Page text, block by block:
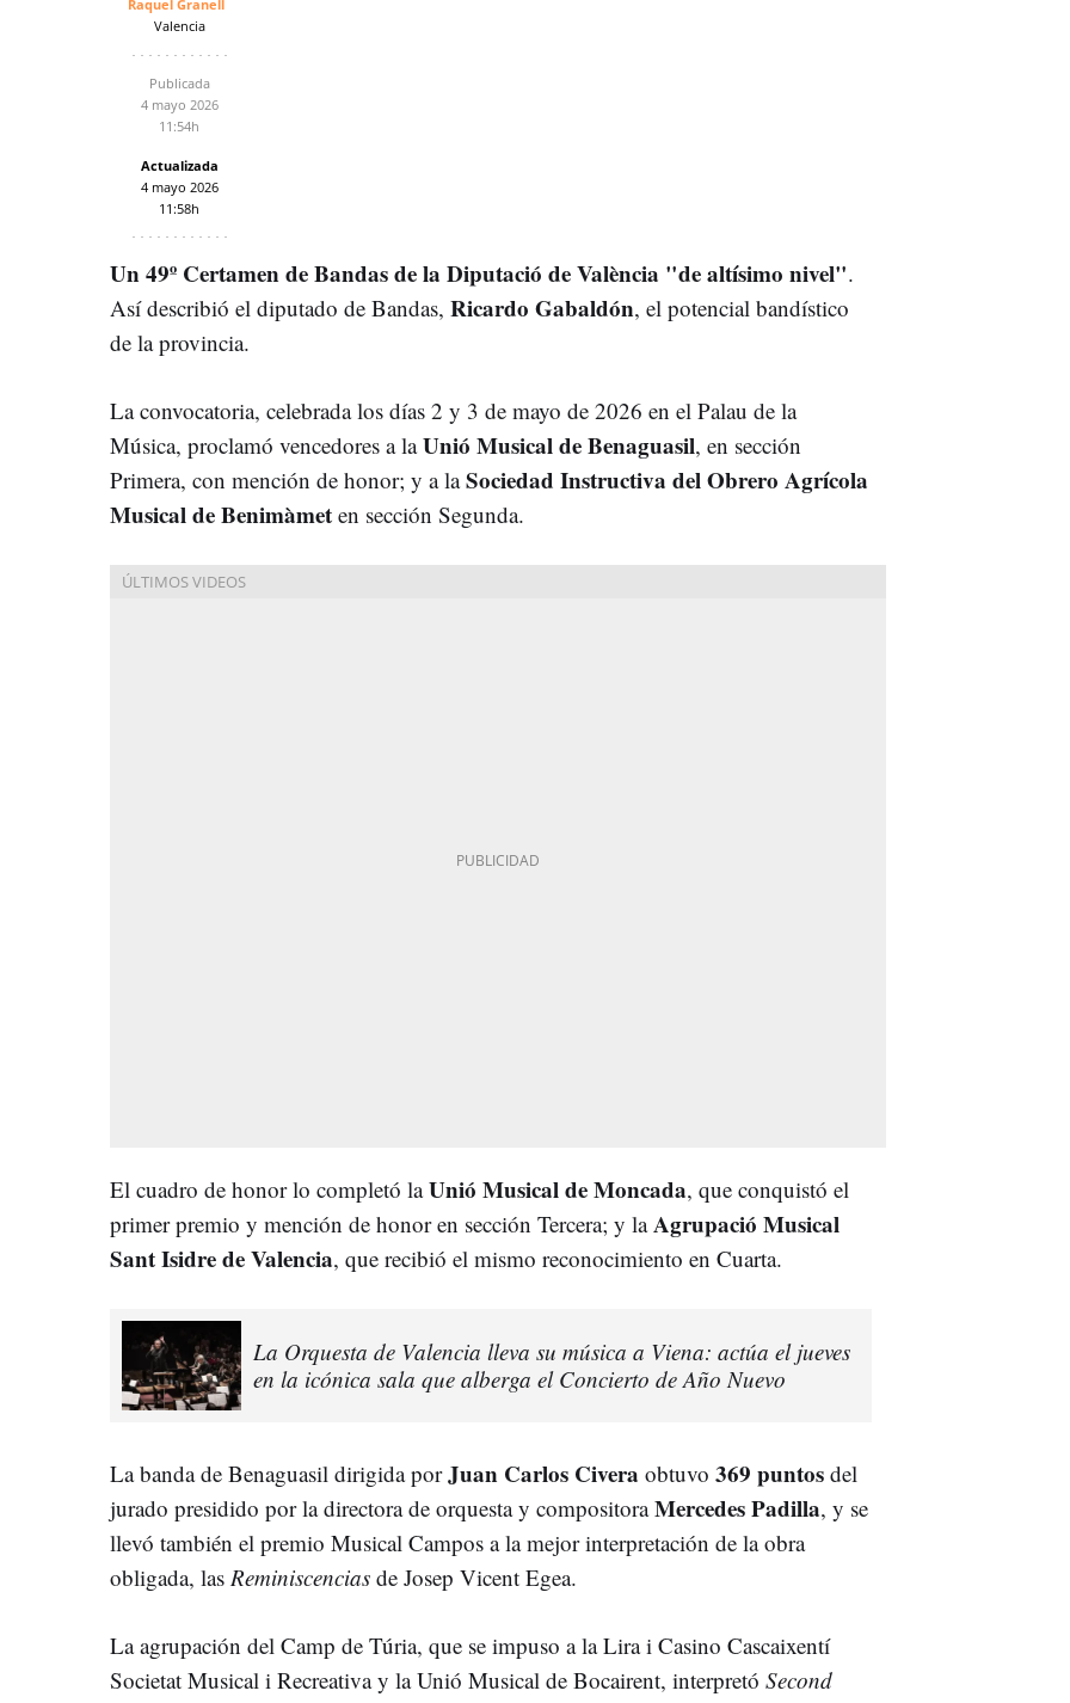
Raquel Granell
Valencia
Publicada
4 mayo 2026
11:54h
Actualizada
4 mayo 2026
11:58h
Un 49º Certamen de Bandas de la Diputació de València "de altísimo nivel".
Así describió el diputado de Bandas, Ricardo Gabaldón, el potencial bandístico
de la provincia.
La convocatoria, celebrada los días 2 y 3 de mayo de 2026 en el Palau de la
Música, proclamó vencedores a laUnió Musical de Benaguasil, en sección
Primera, con mención de honor; y a laSociedad Instructiva del Obrero Agrícola
Musical de Benimàmet en sección Segunda.
El cuadro de honor lo completó laUnió Musical de Moncada, que conquistó el
primer premio y mención de honor en sección Tercera; y laAgrupació Musical
Sant Isidre de Valencia, que recibió el mismo reconocimiento en Cuarta.
La Orquesta de Valencia lleva su música a Viena: actúa el jueves
en la icónica sala que alberga el Concierto de Año Nuevo
La banda de Benaguasil dirigida porJuan Carlos Civera obtuvo 369 puntos del
jurado presidido por la directora de orquesta y compositoraMercedes Padilla, y se
llevó también el premio Musical Campos a la mejor interpretación de la obra
obligada, las Reminiscencias de Josep Vicent Egea.
La agrupación del Camp de Túria, que se impuso a la Lira i Casino Cascaixentí
Societat Musical i Recreativa y la Unió Musical de Bocairent, interpretó Second